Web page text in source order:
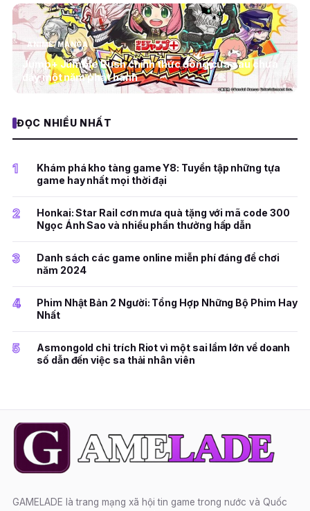
ANIME/MANGA
Jump+ Jumble Rush chính thức đóng cửa sau chưa
đầy một năm phát hành
ĐỌC NHIỀU NHẤT
1
Khám phá kho tàng game Y8: Tuyển tập những tựa
game hay nhất mọi thời đại
2
Honkai: Star Rail cơn mưa quà tặng với mã code 300
Ngọc Ánh Sao và nhiều phần thưởng hấp dẫn
3
Danh sách các game online miễn phí đáng để chơi
năm 2024
4
Phim Nhật Bản 2 Người: Tổng Hợp Những Bộ Phim Hay
Nhất
5
Asmongold chỉ trích Riot vì một sai lầm lớn về doanh
số dẫn đến việc sa thải nhân viên
GAMELADE là trang mạng xã hội tin game trong nước và Quốc